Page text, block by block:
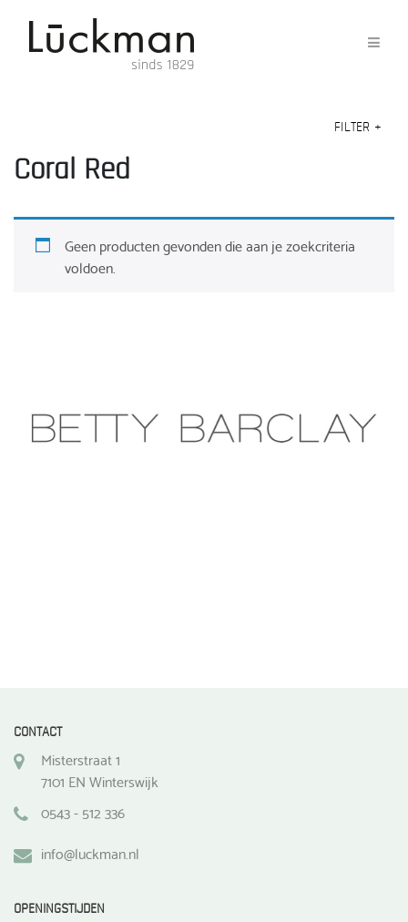
FILTER +
Coral Red
Geen producten gevonden die aan je zoekcriteria
voldoen.
CONTACT
Misterstraat 1
7101 EN Winterswijk
0543 - 512 336
info@luckman.nl
OPENINGSTIJDEN